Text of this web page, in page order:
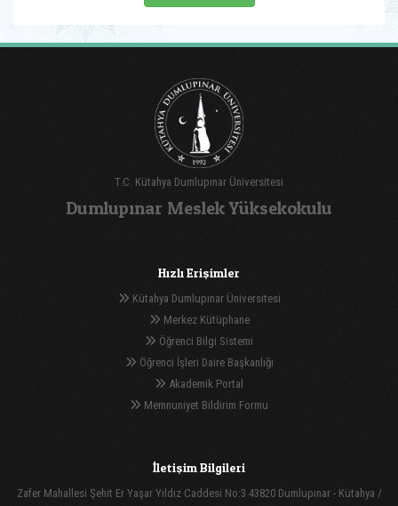
T.C. Kütahya Dumlupınar Üniversitesi
Dumlupınar Meslek Yüksekokulu
Hızlı Erişimler
Kütahya Dumlupınar Üniversitesi
Merkez Kütüphane
Öğrenci Bilgi Sistemi
Öğrenci İşleri Daire Başkanlığı
Akademik Portal
Memnuniyet Bildirim Formu
İletişim Bilgileri
Zafer Mahallesi Şehit Er Yaşar Yıldız Caddesi No:3 43820 Dumlupınar - Kütahya /